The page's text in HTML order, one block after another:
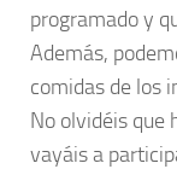
programado y
Además,
comidas de los
No olvidéis que
vayáis a